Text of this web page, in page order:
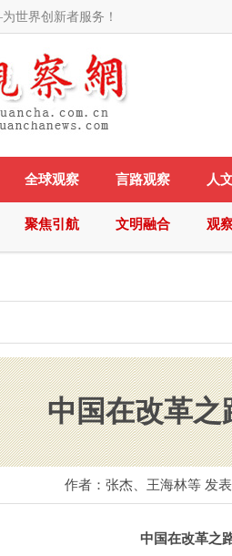
世界创新者服务！
全球观察 言路观察 人
聚焦引航 文明融合 观
中国在改革之
作者：张杰、王海林等 发
中国在改革之